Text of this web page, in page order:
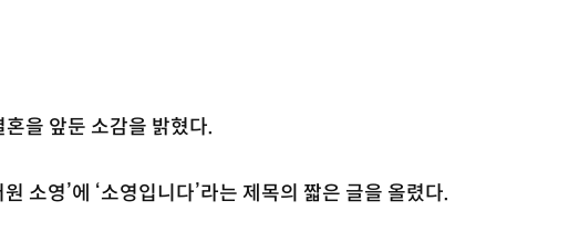
을 앞둔 소감을 밝혔다.
소영’에 ‘소영입니다’라는 제목의 짧은 글을 올렸다.